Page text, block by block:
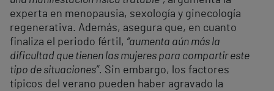
experta en menopausia, sexología y ginecología
regenerativa. Además, asegura que, en cuanto
finaliza el periodo fértil, “aumenta aún más la
dificultad que tienen las mujeres para compartir este
tipo de situaciones”. Sin embargo, los factores
típicos del verano pueden haber agravado la